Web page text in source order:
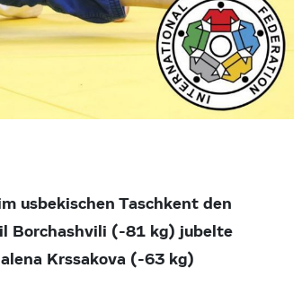
usbekischen Taschkent den
Borchashvili (-81 kg) jubelte
Krssakova (-63 kg)